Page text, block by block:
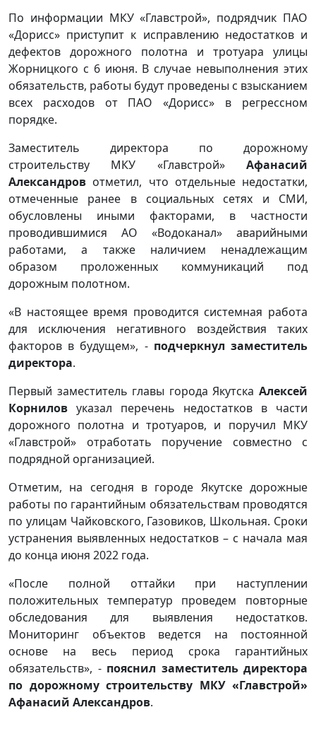
По информации МКУ «Главстрой», подрядчик ПАО
«Дорисс» приступит к исправлению недостатков и
дефектов дорожного полотна и тротуара улицы
Жорницкого с 6 июня. В случае невыполнения этих
обязательств, работы будут проведены с взысканием
всех расходов от ПАО «Дорисс» в регрессном
порядке.
Заместитель директора по дорожному
строительству МКУ «Главстрой» Афанасий
Александров отметил, что отдельные недостатки,
отмеченные ранее в социальных сетях и СМИ,
обусловлены иными факторами, в частности
проводившимися АО «Водоканал» аварийными
работами, а также наличием ненадлежащим
образом проложенных коммуникаций под
дорожным полотном.
«В настоящее время проводится системная работа
для исключения негативного воздействия таких
факторов в будущем», - подчеркнул заместитель
директора.
Первый заместитель главы города Якутска Алексей
Корнилов указал перечень недостатков в части
дорожного полотна и тротуаров, и поручил МКУ
«Главстрой» отработать поручение совместно с
подрядной организацией.
Отметим, на сегодня в городе Якутске дорожные
работы по гарантийным обязательствам проводятся
по улицам Чайковского, Газовиков, Школьная. Сроки
устранения выявленных недостатков – с начала мая
до конца июня 2022 года.
«После полной оттайки при наступлении
положительных температур проведем повторные
обследования для выявления недостатков.
Мониторинг объектов ведется на постоянной
основе на весь период срока гарантийных
обязательств», - пояснил заместитель директора
по дорожному строительству МКУ «Главстрой»
Афанасий Александров.